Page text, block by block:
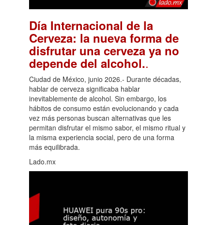
Día Internacional de la
Cerveza: la nueva forma de
disfrutar una cerveza ya no
depende del alcohol..
Ciudad de México, junio 2026.- Durante décadas,
hablar de cerveza significaba hablar
inevitablemente de alcohol. Sin embargo, los
hábitos de consumo están evolucionando y cada
vez más personas buscan alternativas que les
permitan disfrutar el mismo sabor, el mismo ritual y
la misma experiencia social, pero de una forma
más equilibrada.
Lado.mx